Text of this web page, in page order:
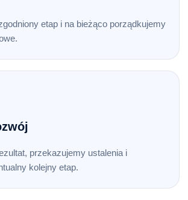
etap i na bieżąco porządkujemy
przekazujemy ustalenia i
kolejny etap.